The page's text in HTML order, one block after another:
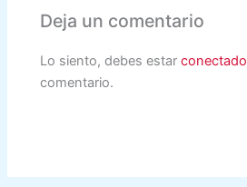
Deja un comentario
Lo siento, debes estarconectado
comentario.